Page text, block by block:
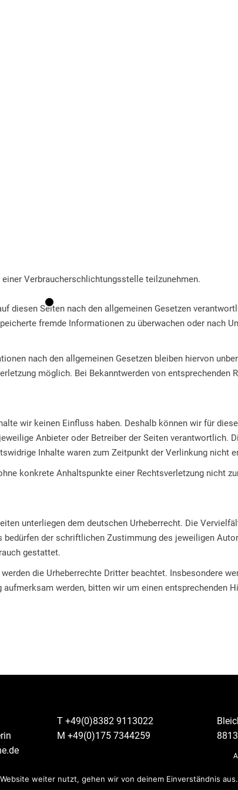
Verbraucherschlichtungsstelle teilzunehmen.
diesen Seiten nach den allgemeinen Gesetzen
fremde Informationen zu überwachen oder nach
nach den allgemeinen Gesetzen bleiben hiervon
möglich. Bei Bekanntwerden von entsprechenden
wir keinen Einfluss haben. Deshalb können wir für
Anbieter oder Betreiber der Seiten verantwortlich.
Inhalte waren zum Zeitpunkt der Verlinkung nicht
konkrete Anhaltspunkte einer Rechtsverletzung nicht
unterliegen dem deutschen Urheberrecht. Die
bedürfen der schriftlichen Zustimmung des jeweiligen
gestattet.
die Urheberrechte Dritter beachtet. Insbesondere
werden, bitten wir um einen entsprechenden
T +49(0)8382 9113022
M +49(0)175 7344259
weiter nutzt, gehen wir von deinem Einverständnis aus.